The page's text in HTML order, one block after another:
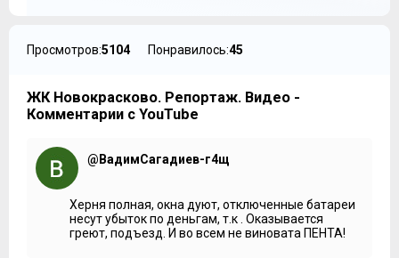
Каркас у дома монолитный. Внешние стены и
межквартирные перегородки выкладываются из
потрогать – за газобетонным блоком идёт небольшой
воздушный зазор для вентиляции и дальше идёт
монолитных пилонов, между монолитом и кирпичом идёт
слой утеплителя. Второй вариант облицовки: поверх
некрасивого строительного кирпича идёт
керамогранитная плитка. Третий вариант: поверх
газобетонного блока пойдёт слой утеплителя, и поверх
утеплителя будет наноситься мокрая штукатурка, так
называемый мокрый фасад.
Просмотров:5104 Понравилось:45
ЖК Новокрасково. Репортаж. Видео -
Комментарии с YouTube
@ВадимСагадиев-г4щ
Херня полная, окна дуют, отключенные батареи
несут убыток по деньгам, т.к . Оказывается
греют, подъезд. И во всем не виновата ПЕНТА!